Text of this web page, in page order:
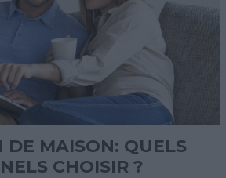
DE MAISON: QUELS
CHOISIR ?